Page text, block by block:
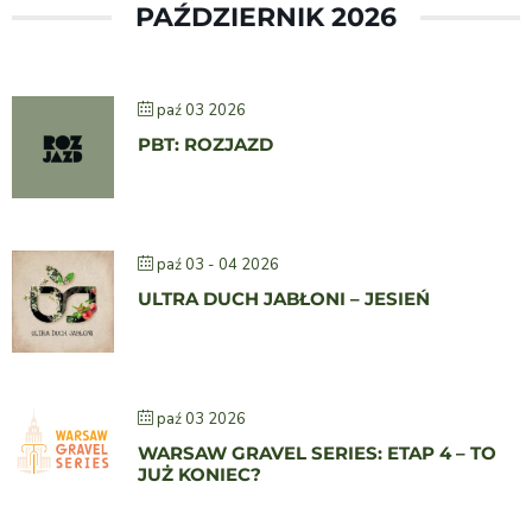
PAŹDZIERNIK 2026
paź 03 2026
PBT: ROZJAZD
paź 03 - 04 2026
ULTRA DUCH JABŁONI – JESIEŃ
paź 03 2026
WARSAW GRAVEL SERIES: ETAP 4 – TO
JUŻ KONIEC?